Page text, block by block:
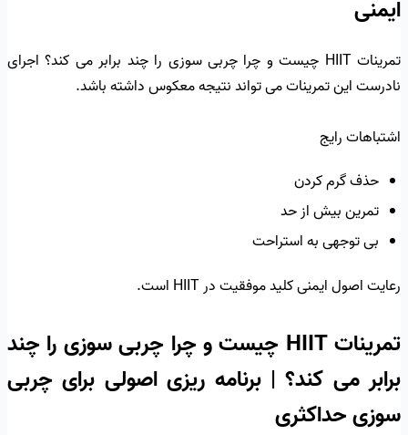
ایمنی
تمرینات HIIT چیست و چرا چربی سوزی را چند برابر می کند؟ اجرای
نادرست این تمرینات می تواند نتیجه معکوس داشته باشد.
اشتباهات رایج
حذف گرم کردن
تمرین بیش از حد
بی توجهی به استراحت
رعایت اصول ایمنی کلید موفقیت در HIIT است.
تمرینات HIIT چیست و چرا چربی سوزی را چند
برابر می کند؟ | برنامه ریزی اصولی برای چربی
سوزی حداکثری